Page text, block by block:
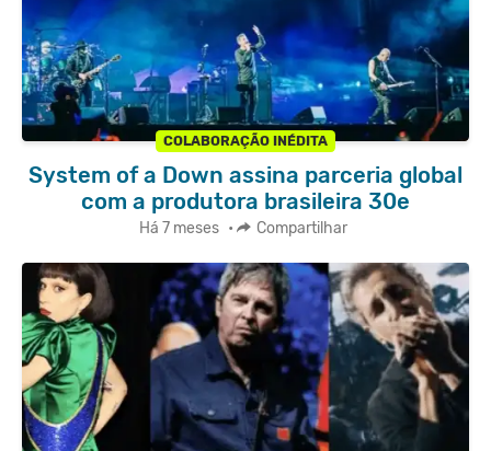
COLABORAÇÃO INÉDITA
System of a Down assina parceria global
com a produtora brasileira 30e
Há 7 meses • Compartilhar